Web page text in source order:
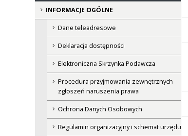
INFORMACJE OGÓLNE
Dane teleadresowe
Deklaracja dostępności
Elektroniczna Skrzynka Podawcza
Procedura przyjmowania zewnętrznych
zgłoszeń naruszenia prawa
Ochrona Danych Osobowych
Regulamin organizacyjny i schemat urzędu